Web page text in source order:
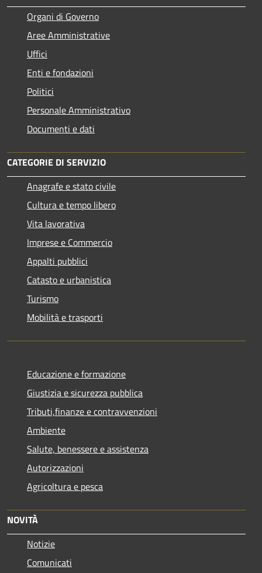
Organi di Governo
Aree Amministrative
Uffici
Enti e fondazioni
Politici
Personale Amministrativo
Documenti e dati
CATEGORIE DI SERVIZIO
Anagrafe e stato civile
Cultura e tempo libero
Vita lavorativa
Imprese e Commercio
Appalti pubblici
Catasto e urbanistica
Turismo
Mobilità e trasporti
Educazione e formazione
Giustizia e sicurezza pubblica
Tributi,finanze e contravvenzioni
Ambiente
Salute, benessere e assistenza
Autorizzazioni
Agricoltura e pesca
NOVITÀ
Notizie
Comunicati